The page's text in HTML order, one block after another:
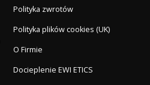
Polityka zwrotów
Polityka plików cookies (UK)
O Firmie
Docieplenie EWI ETICS